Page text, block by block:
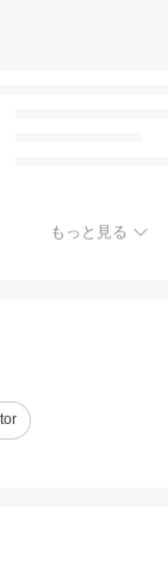
もっと見る